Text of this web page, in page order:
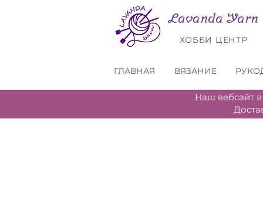
Lavanda Yarn
ХОББИ ЦЕНТР
ГЛАВНАЯ ВЯЗАНИЕ
Наш вебсайт